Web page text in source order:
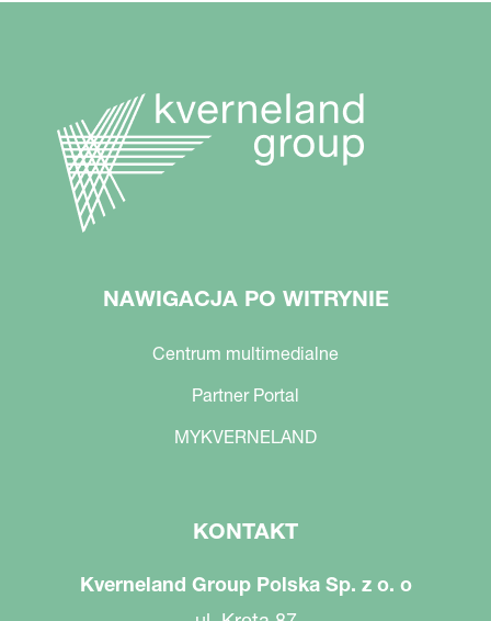
NAWIGACJA PO WITRYNIE
Centrum multimedialne
Partner Portal
MYKVERNELAND
KONTAKT
Kverneland Group Polska Sp. z o. o